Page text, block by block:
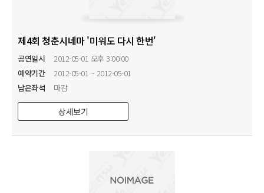
제4회 청춘시네마 '미워도 다시 한번'
공연일시
2012-05-01 오후 3:00:00
예약기간
2012-05-01 ~ 2012-05-01
남은좌석
마감
상세보기